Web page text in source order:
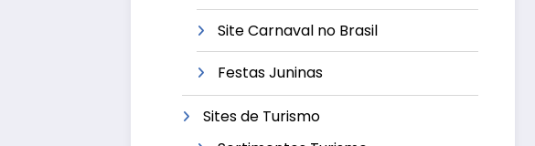
Site Carnaval no Brasil
Festas Juninas
Sites de Turismo